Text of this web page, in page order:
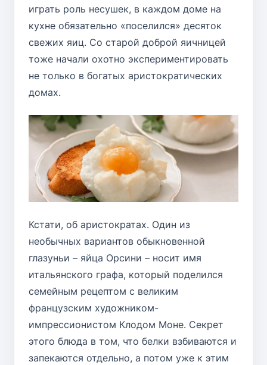
играть роль несушек, в каждом доме на
кухне обязательно «поселился» десяток
свежих яиц. Со старой доброй яичницей
тоже начали охотно экспериментировать
не только в богатых аристократических
домах.
Кстати, об аристократах. Один из
необычных вариантов обыкновенной
глазуньи – яйца Орсини – носит имя
итальянского графа, который поделился
семейным рецептом с великим
французским художником-
импрессионистом Клодом Моне. Секрет
этого блюда в том, что белки взбиваются и
запекаются отдельно, а потом уже к этим